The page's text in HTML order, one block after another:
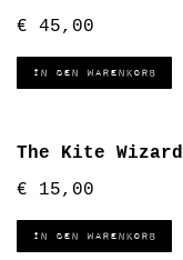
€ 45,00
In den Warenkorb
The Kite Wizard
€ 15,00
In den Warenkorb